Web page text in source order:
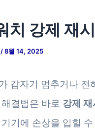
치 강제 재
/8월 14, 2025
갑자기 멈추거나 전
결법은 바로 강제
기에 손상을 입힐